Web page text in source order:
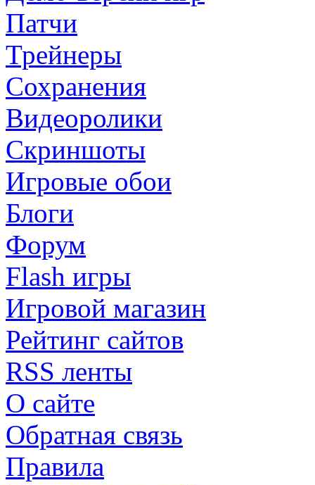
Патчи
Трейнеры
Сохранения
Видеоролики
Скриншоты
Игровые обои
Блоги
Форум
Flash игры
Игровой магазин
Рейтинг сайтов
RSS ленты
О сайте
Обратная связь
Правила